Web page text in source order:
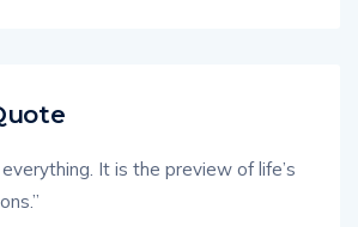
It is the preview of life’s